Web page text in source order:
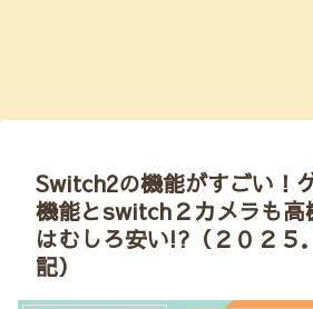
Switch2の機能がすごい！
機能とswitch２カメラも高
はむしろ安い!?（２０２５
記）